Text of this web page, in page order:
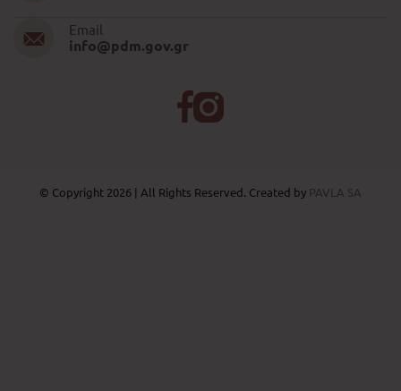
Email
info@pdm.gov.gr
© Copyright 2026 | All Rights Reserved. Created by PAVLA SA